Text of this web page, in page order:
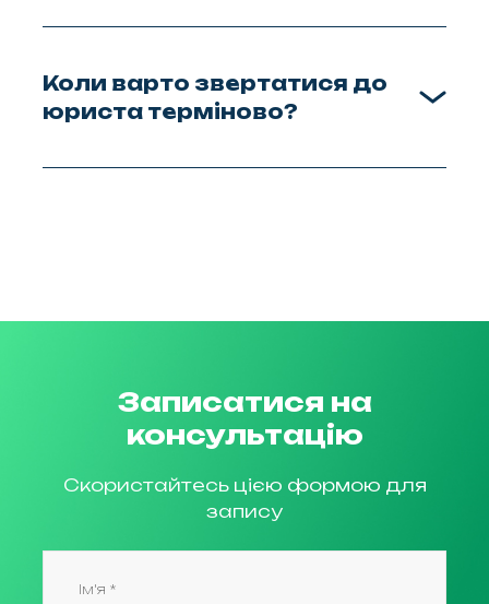
Коли варто звертатися до
юриста терміново?
Записатися на
консультацію
Скористайтесь цією формою для
запису